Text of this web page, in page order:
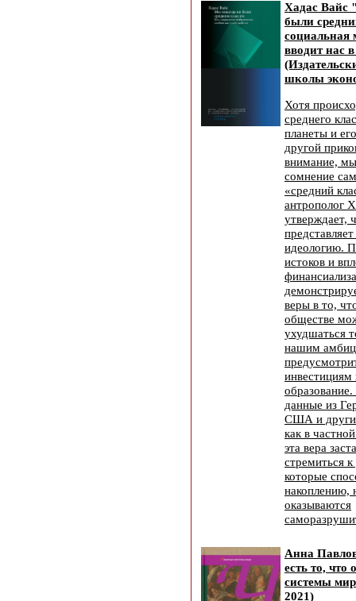
Хадас Вайс
были
социальная
вводит нас
школы
Хотя
среднего
планеты и
другой
внимание,
сомнение
«средний
антрополог
утверждает,
идеологию.
истоков и
веры в то,
обществе
ухудшаться
нашим
инвестициям
данные из
США и
как в
эта вера
стремиться
которые
накоплению,
оказываются
Анна
есть то,
системы
2021)